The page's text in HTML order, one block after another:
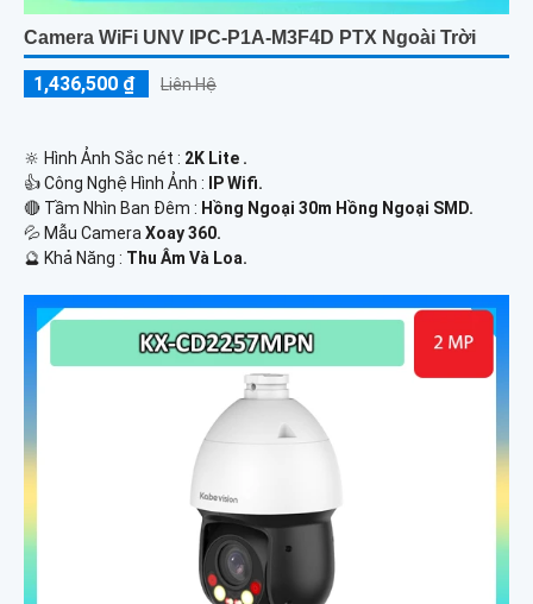
Camera WiFi UNV IPC-P1A-M3F4D PTX Ngoài Trời
1,436,500 ₫ Liên Hệ
🔆 Hình Ảnh Sắc nét : 2K Lite .
👍 Công Nghệ Hình Ảnh :
IP Wifi.
🔴 Tầm Nhìn Ban Đêm : Hồng Ngoại 30m Hồng Ngoại SMD.
💦 Mẫu Camera Xoay 360.
️🔮 Khả Năng : Thu Âm Và Loa.